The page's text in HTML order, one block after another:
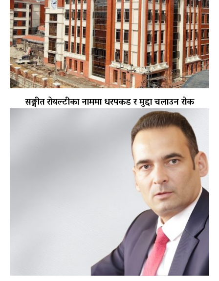
सङ्गीत रोयल्टीका नाममा धरपकड र मुद्दा चलाउन रोक